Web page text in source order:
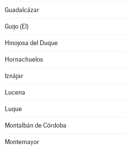
Guadalcázar
Guijo (El)
Hinojosa del Duque
Hornachuelos
Iznájar
Lucena
Luque
Montalbán de Córdoba
Montemayor